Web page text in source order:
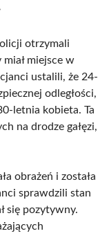
otrzymali
miejsce w
ustalili, że 24-
odległości,
letnia kobieta. Ta
na drodze gałęzi,
obrażeń i została
sprawdzili stan
się pozytywny.